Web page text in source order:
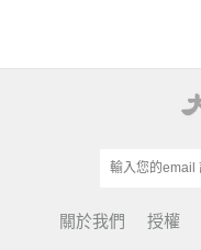
關於我們 授權